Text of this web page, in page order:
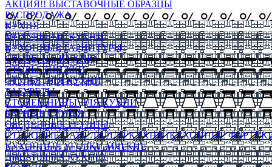
АКЦИЯ!! ВЫСТАВОЧНЫЕ ОБРАЗЦЫ
РАСПРОДАЖА
КУХНЯ
МОДУЛЬНЫЕ КУХНИ
КУХОННЫЕ ГАРНИТУРЫ
СТОЛЫ НА КУХНЮ
СТОЛЫ КНИЖКИ
СТУЛЬЯ ДЛЯ КУХНИ
ТАБУРЕТЫ
СТОЛЕШНИЦЫ ДЛЯ КУХНИ
БАРНЫЕ СТУЛЬЯ
ОБЕДЕННЫЕ ГРУППЫ
СТЕНОВЫЕ ПАНЕЛИ ДЛЯ КУХНИ (КУХОННЫЕ
КУХОННЫЕ УГОЛКИ МЯГКИЕ
ДИВАНЫ НА КУХНЮ